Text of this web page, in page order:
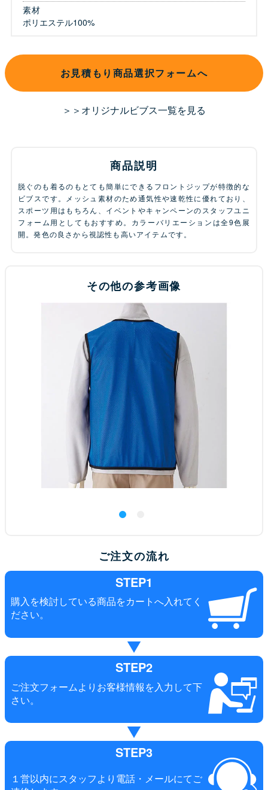
素材
ポリエステル100%
お見積もり商品選択フォームへ
＞＞オリジナルビブス一覧を見る
商品説明
脱ぐのも着るのもとても簡単にできるフロントジップが特徴的な
ビブスです。メッシュ素材のため通気性や速乾性に優れており、
スポーツ用はもちろん、イベントやキャンペーンのスタッフユニ
フォーム用としてもおすすめ。カラーバリエーションは全9色展
開。発色の良さから視認性も高いアイテムです。
その他の参考画像
ご注文の流れ
STEP1
購入を検討している商品をカートへ入れてく
ださい。
STEP2
ご注文フォームよりお客様情報を入力して下
さい。
STEP3
１営以内にスタッフより電話・メールにてご